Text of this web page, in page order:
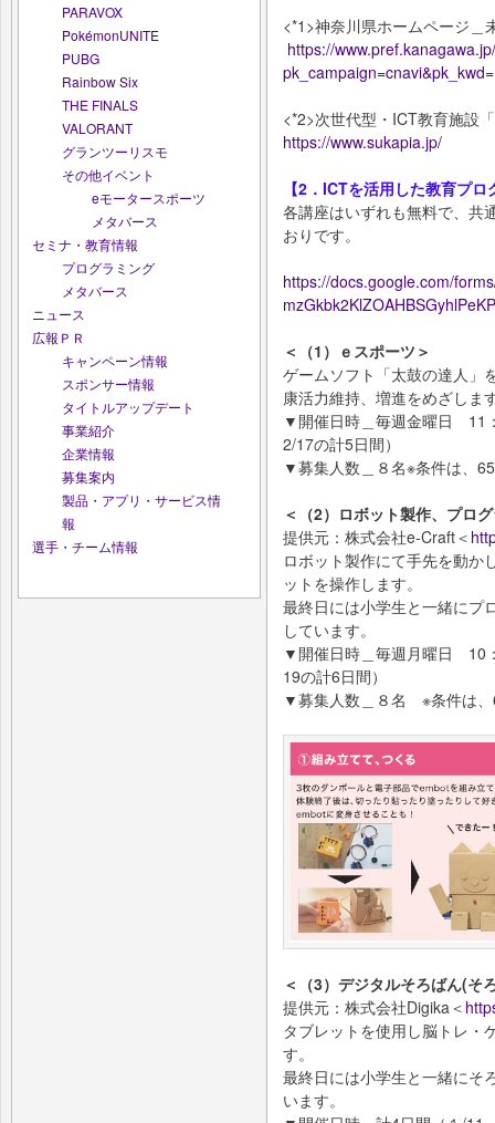
PARAVOX
PokémonUNITE
PUBG
Rainbow Six
THE FINALS
VALORANT
グランツーリスモ
その他イベント
eモータースポーツ
メタバース
セミナ・教育情報
プログラミング
メタバース
ニュース
広報ＰＲ
キャンペーン情報
スポンサー情報
タイトルアップデート
事業紹介
企業情報
募集案内
製品・アプリ・サービス情
報
選手・チーム情報
<*1>神奈川県ホームページ＿
https://
<*2>次世代型・ICT教育施設
https://www.sukapia.jp/
【2．ICTを活用した教育プ
各講座はいずれも無料で、共
おりです。
https://docs.google.com/
＜（1）ｅスポーツ＞
ゲームソフト「太鼓の達人」
康活力維持、増進をめざしま
▼開催日時＿毎週金曜日 11
2/17の計5日間）
▼募集人数＿８名※条件は、
＜（2）ロボット製作、プロ
提供元：株式会社e-Craft＜
ロボット製作にて手先を動か
ットを操作します。
最終日には小学生と一緒にプ
しています。
▼開催日時＿毎週月曜日 10
19の計6日間）
▼募集人数＿８名 ※条件は、
＜（3）デジタルそろばん(そ
提供元：株式会社Digika＜
タブレットを使用し脳トレ・
す。
最終日には小学生と一緒にそ
います。